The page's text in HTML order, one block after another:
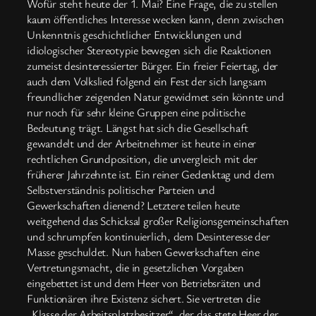
Wofür steht heute der 1. Mai? Eine Frage, die zu stellen
kaum öffentliches Interesse wecken kann, denn zwischen
Unkenntnis geschichtlicher Entwicklungen und
idiologischer Stereotypie bewegen sich die Reaktionen
zumeist desinteressierter Bürger. Ein freier Feiertag, der
auch dem Volkslied folgend ein Fest der sich langsam
freundlicher zeigenden Natur gewidmet sein könnte und
nur noch für sehr kleine Gruppen eine politische
Bedeutung trägt. Längst hat sich die Gesellschaft
gewandelt und der Arbeitnehmer ist heute in einer
rechtlichen Grundposition, die unvergleich mit der
früherer Jahrzehnte ist. Ein reiner Gedenktag und dem
Selbstverständnis politischer Parteien und
Gewerkschaften dienend? Letztere teilen heute
weitgehend das Schicksal großer Religionsgemeinschaften
und schrumpfen kontinuierlich, dem Desinteresse der
Masse geschuldet. Nun haben Gewerkschaften eine
Vertretungsmacht, die in gesetzlichen Vorgaben
eingebettet ist und dem Heer von Betriebsräten und
Funktionären ihre Existenz sichert. Sie vertreten die